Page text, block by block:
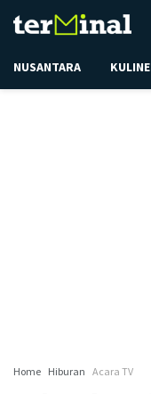
NUSANTARA
Home Hiburan Acara TV